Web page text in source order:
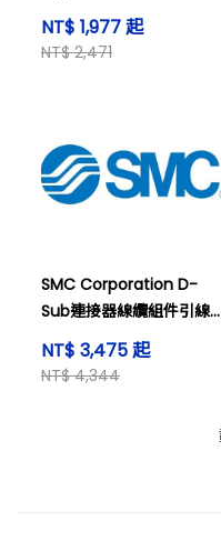
NT$ 1,977 起
NT$ 2,471
SMC Corporation D-
Sub連接器線纜組件引線長
度：5 公尺及其他
NT$ 3,475 起
NT$ 4,344